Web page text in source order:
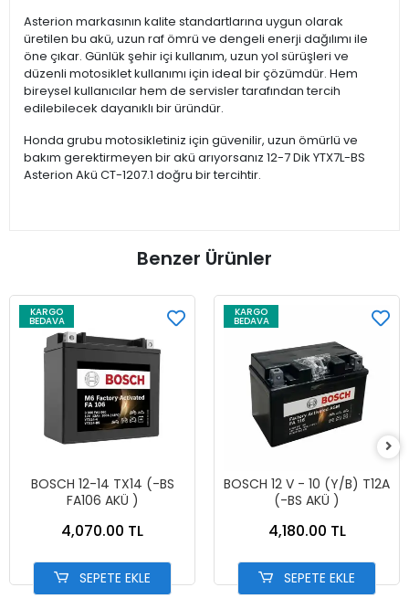
Asterion markasının kalite standartlarına uygun olarak
üretilen bu akü, uzun raf ömrü ve dengeli enerji dağılımı ile
öne çıkar. Günlük şehir içi kullanım, uzun yol sürüşleri ve
düzenli motosiklet kullanımı için ideal bir çözümdür. Hem
bireysel kullanıcılar hem de servisler tarafından tercih
edilebilecek dayanıklı bir üründür.
Honda grubu motosikletiniz için güvenilir, uzun ömürlü ve
bakım gerektirmeyen bir akü arıyorsanız 12-7 Dik YTX7L-BS
Asterion Akü CT-1207.1 doğru bir tercihtir.
Benzer Ürünler
KARGO
BEDAVA
BOSCH 12-14 TX14 (-BS
FA106 AKÜ )
4,070.00 TL
SEPETE EKLE
KARGO
BEDAVA
BOSCH 12 V - 10 (Y/B) T12A
(-BS AKÜ )
4,180.00 TL
SEPETE EKLE